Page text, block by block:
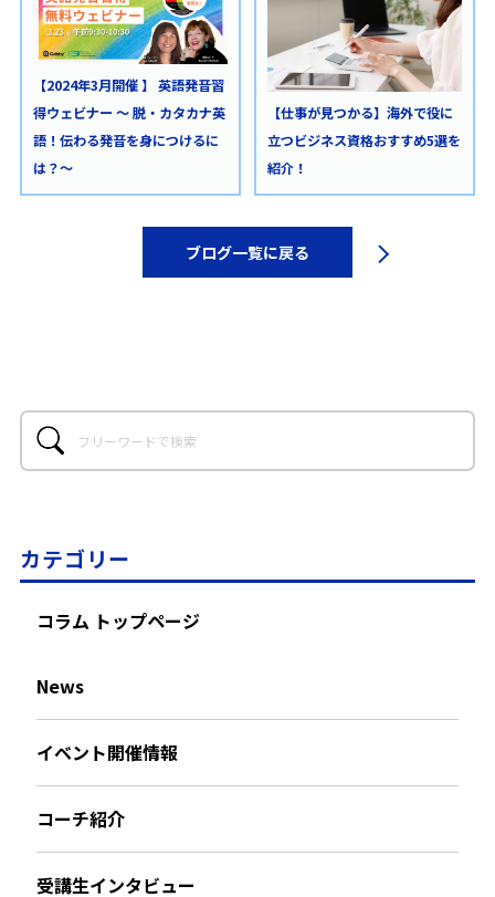
【2024年3月開催 】 英語発音習
得ウェビナー ～ 脱・カタカナ英
語！伝わる発音を身につけるに
は？〜
【仕事が見つかる】海外で役に
立つビジネス資格おすすめ5選を
紹介！
ブログ一覧に戻る
カテゴリー
コラム トップページ
News
イベント開催情報
コーチ紹介
受講生インタビュー